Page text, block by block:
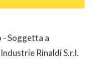
- Soggetta a
Rinaldi S.r.l.